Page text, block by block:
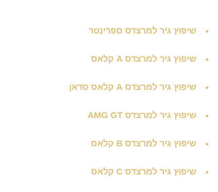
שיפוץ גיר למרצדס ספרינטר
שיפוץ גיר למרצדס A קלאס
שיפוץ גיר למרצדס A קלאס סדאן
שיפוץ גיר למרצדס AMG GT
שיפוץ גיר למרצדס B קלאס
שיפוץ גיר למרצדס C קלאס